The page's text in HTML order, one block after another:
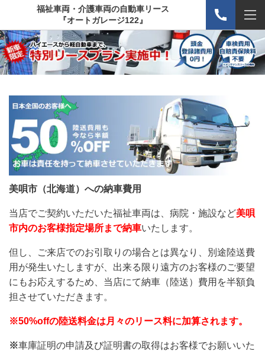
福祉車両・介護車両の自動車リース
『オートガレージ122』
美唄市（北海道） への納車費用
当店でご契約いただいた福祉車両は、病院・施設など美唄
市内のお客様指定場所まで納車いたします。
但し、ご来店でのお引取りの場合とは異なり、別途陸送費
用が発生いたしますが、出来る限り遠方のお客様のご要望
にもお応えするため、当店にて納車（陸送）費用を半額負
担させていただきます。
※50%offの陸送料金は月々のリース料に加算されます。
※車庫証明の申請及び証明書の取得はお客様でお願いいた